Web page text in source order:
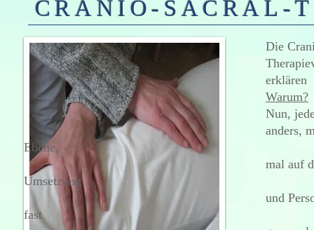
CRANIO-SACRAL-
Die Cranio-Sacral-
Therapieverfahren, die
erklären
Warum?
Nun, jeder Therapeut
anders,
Ebene,
mal auf
Umsetzung
und
fast